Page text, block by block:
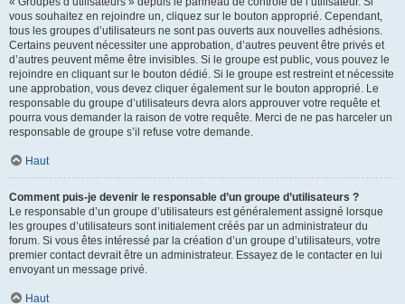
vous souhaitez en rejoindre un, cliquez sur le bouton approprié. Cependant,
tous les groupes d’utilisateurs ne sont pas ouverts aux nouvelles adhésions.
Certains peuvent nécessiter une approbation, d’autres peuvent être privés et
d’autres peuvent même être invisibles. Si le groupe est public, vous pouvez le
rejoindre en cliquant sur le bouton dédié. Si le groupe est restreint et nécessite
une approbation, vous devez cliquer également sur le bouton approprié. Le
responsable du groupe d’utilisateurs devra alors approuver votre requête et
pourra vous demander la raison de votre requête. Merci de ne pas harceler un
responsable de groupe s’il refuse votre demande.
Haut
Comment puis-je devenir le responsable d’un groupe d’utilisateurs ?
Le responsable d’un groupe d’utilisateurs est généralement assigné lorsque
les groupes d’utilisateurs sont initialement créés par un administrateur du
forum. Si vous êtes intéressé par la création d’un groupe d’utilisateurs, votre
premier contact devrait être un administrateur. Essayez de le contacter en lui
envoyant un message privé.
Haut